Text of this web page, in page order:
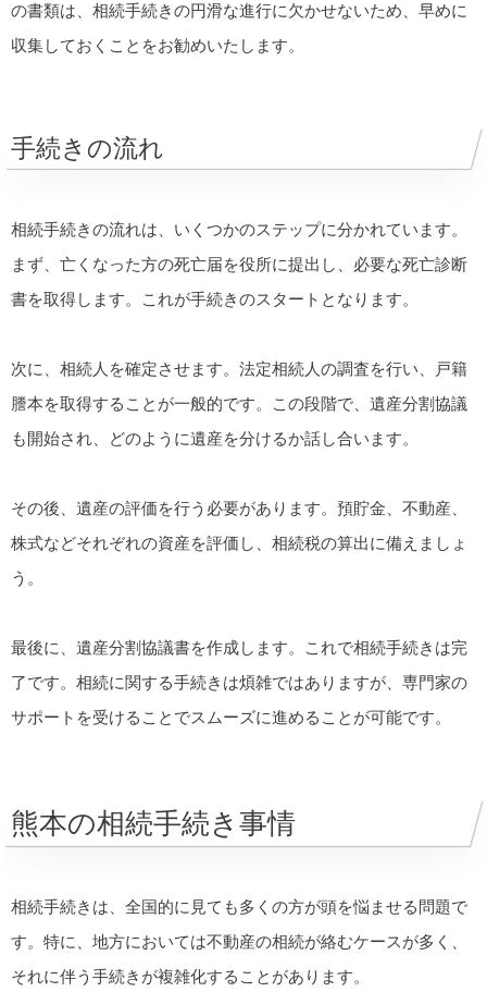
の書類は、相続手続きの円滑な進行に欠かせないため、早めに
収集しておくことをお勧めいたします。
手続きの流れ
相続手続きの流れは、いくつかのステップに分かれています。
まず、亡くなった方の死亡届を役所に提出し、必要な死亡診断
書を取得します。これが手続きのスタートとなります。
次に、相続人を確定させます。法定相続人の調査を行い、戸籍
謄本を取得することが一般的です。この段階で、遺産分割協議
も開始され、どのように遺産を分けるか話し合います。
その後、遺産の評価を行う必要があります。預貯金、不動産、
株式などそれぞれの資産を評価し、相続税の算出に備えましょ
う。
最後に、遺産分割協議書を作成します。これで相続手続きは完
了です。相続に関する手続きは煩雑ではありますが、専門家の
サポートを受けることでスムーズに進めることが可能です。
熊本の相続手続き事情
相続手続きは、全国的に見ても多くの方が頭を悩ませる問題で
す。特に、地方においては不動産の相続が絡むケースが多く、
それに伴う手続きが複雑化することがあります。